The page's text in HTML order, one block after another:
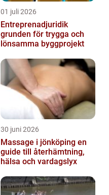
01 juli 2026
Entreprenadjuridik
grunden för trygga och
lönsamma byggprojekt
30 juni 2026
Massage i jönköping en
guide till återhämtning,
hälsa och vardagslyx